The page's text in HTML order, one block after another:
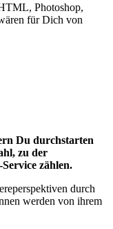
Photoshop,
für Dich von
Du durchstarten
zu der
zählen.
durch
werden von ihrem